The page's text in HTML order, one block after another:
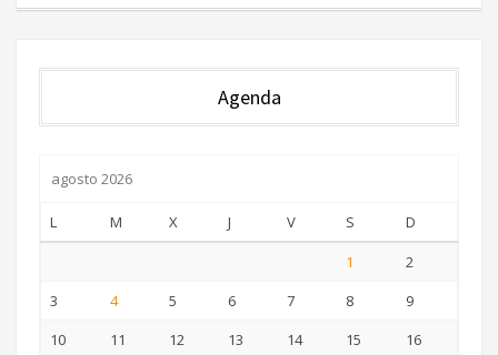
Agenda
agosto 2026
L M X J V S
D
1
2
3
4 5 6 7 8
9
10
11 12 13 14 15
16